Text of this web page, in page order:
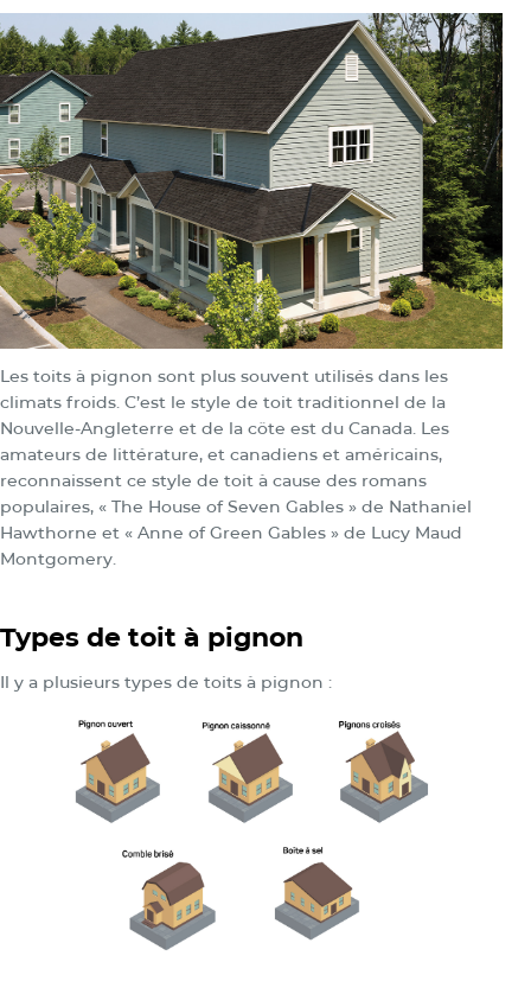
Les toits à pignon sont plus souvent utilisés dans les
climats froids. C’est le style de toit traditionnel de la
Nouvelle-Angleterre et de la côte est du Canada. Les
amateurs de littérature, et canadiens et américains,
reconnaissent ce style de toit à cause des romans
populaires, « The House of Seven Gables » de Nathaniel
Hawthorne et « Anne of Green Gables » de Lucy Maud
Montgomery.
Types de toit à pignon
Il y a plusieurs types de toits à pignon :